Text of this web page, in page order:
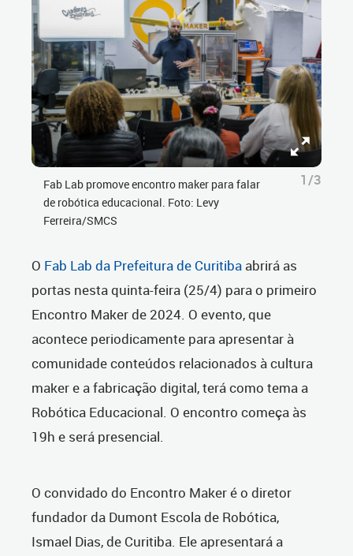
Fab Lab promove encontro maker para falar
de robótica educacional. Foto: Levy
Ferreira/SMCS
1/3
O Fab Lab da Prefeitura de Curitiba abrirá as
portas nesta quinta-feira (25/4) para o primeiro
Encontro Maker de 2024. O evento, que
acontece periodicamente para apresentar à
comunidade conteúdos relacionados à cultura
maker e a fabricação digital, terá como tema a
Robótica Educacional. O encontro começa às
19h e será presencial.
O convidado do Encontro Maker é o diretor
fundador da Dumont Escola de Robótica,
Ismael Dias, de Curitiba. Ele apresentará a